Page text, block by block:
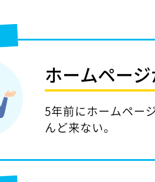
ホームペー
5年前にホームペー
んど来ない。